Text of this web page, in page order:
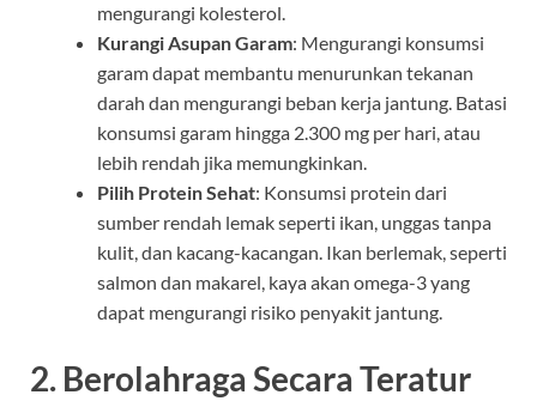
mengurangi kolesterol.
Kurangi Asupan Garam: Mengurangi konsumsi
garam dapat membantu menurunkan tekanan
darah dan mengurangi beban kerja jantung. Batasi
konsumsi garam hingga 2.300 mg per hari, atau
lebih rendah jika memungkinkan.
Pilih Protein Sehat: Konsumsi protein dari
sumber rendah lemak seperti ikan, unggas tanpa
kulit, dan kacang-kacangan. Ikan berlemak, seperti
salmon dan makarel, kaya akan omega-3 yang
dapat mengurangi risiko penyakit jantung.
2. Berolahraga Secara Teratur